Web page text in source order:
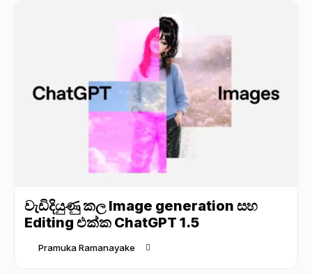
වැඩිදියුණු කල Image generation සහ
Editing එක්ක ChatGPT 1.5
Pramuka Ramanayake